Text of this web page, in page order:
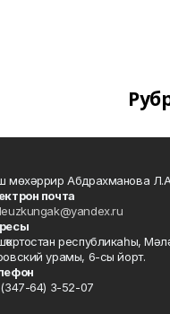
мөхәррир Абдрахманова
почта
республикаһы,
урамы, 6-сы йорт.
64) 3-52-07